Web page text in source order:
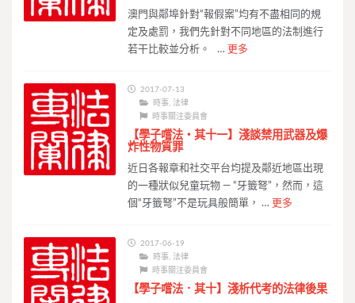
澳門與鄰埠針對“報假案”均有不盡相同的規
定及處罰，我們先針對不同地區的法制進行
若干比較並分析。 … 更多
2017-07-13
時事, 法律
時事關注委員會
【學子嚐法・其十一】淺談禁用武器及爆
炸性物質罪
近日各報章和社交平台均提及鄰近地區出現
的一種狀似兒童玩物 — “牙籤弩”，然而，這
個“牙籤弩”不是玩具般簡單， … 更多
2017-06-19
時事, 法律
時事關注委員會
【學子嚐法．其十】淺析代考的法律後果